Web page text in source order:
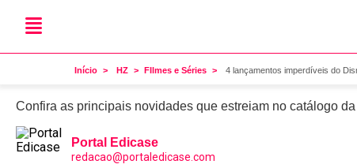
Início HZ FIlmes e Séries 4 lançamentos imperdíveis do
Lançamento
4 lançamentos
Confira as principais novidades que estreiam no catálogo
Portal Edicase
redacao@portaledicase.com